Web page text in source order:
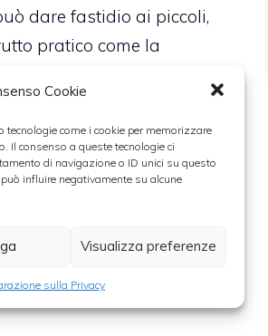
Cookie
come i cookie per memorizzare
Il consenso a queste tecnologie ci
di navigazione o ID unici su questo
influire negativamente su alcune
Visualizza preferenze
sulla Privacy
dare fastidio ai piccoli,
pratico come la
per la merenda a
va benissimo il solito
una
che bene. Provare per